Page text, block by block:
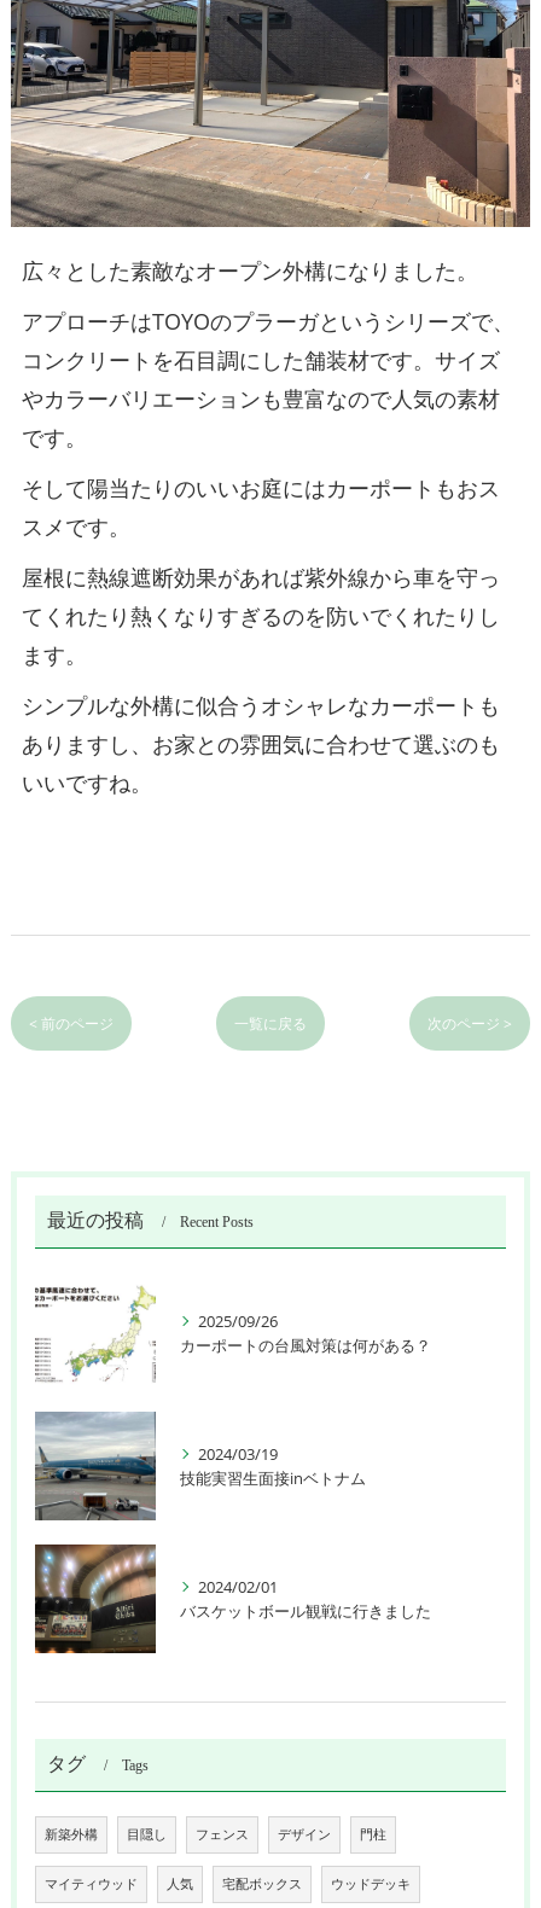
広々とした素敵なオープン外構になりました。
アプローチはTOYOのプラーガというシリーズで、
コンクリートを石目調にした舗装材です。サイズ
やカラーバリエーションも豊富なので人気の素材
です。
そして陽当たりのいいお庭にはカーポートもおス
スメです。
屋根に熱線遮断効果があれば紫外線から車を守っ
てくれたり熱くなりすぎるのを防いでくれたりし
ます。
シンプルな外構に似合うオシャレなカーポートも
ありますし、お家との雰囲気に合わせて選ぶのも
いいですね。
< 前のページ 一覧に戻る 次のページ >
最近の投稿 Recent Posts
2025/09/26
カーポートの台風対策は何がある？
2024/03/19
技能実習生面接inベトナム
2024/02/01
バスケットボール観戦に行きました
タグ Tags
新築外構 目隠し フェンス デザイン 門柱
マイティウッド 人気 宅配ボックス ウッドデッキ